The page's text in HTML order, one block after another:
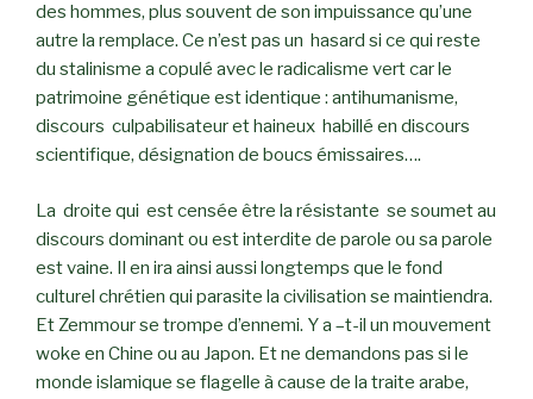
des hommes, plus souvent de son impuissance qu’une
autre la remplace. Ce n’est pas un hasard si ce qui reste
du stalinisme a copulé avec le radicalisme vert car le
patrimoine génétique est identique : antihumanisme,
discours culpabilisateur et haineux habillé en discours
scientifique, désignation de boucs émissaires….
La droite qui est censée être la résistante se soumet au
discours dominant ou est interdite de parole ou sa parole
est vaine. Il en ira ainsi aussi longtemps que le fond
culturel chrétien qui parasite la civilisation se maintiendra.
Et Zemmour se trompe d’ennemi. Y a –t-il un mouvement
woke en Chine ou au Japon. Et ne demandons pas si le
monde islamique se flagelle à cause de la traite arabe,